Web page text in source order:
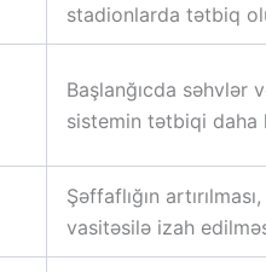
stadionlarda tətbiq
Başlanğıcda səhvlər
sistemin tətbiqi daha
Şəffaflığın
vasitəsilə izah